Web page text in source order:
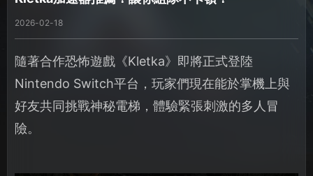
2026-02-18
隨著合作恐怖遊戲《Kletka》即將正式登陸
Nintendo Switch平台，玩家們現在能於掌機上與
好友共同挑戰神秘電梯，體驗緊張刺激的多人冒
險。